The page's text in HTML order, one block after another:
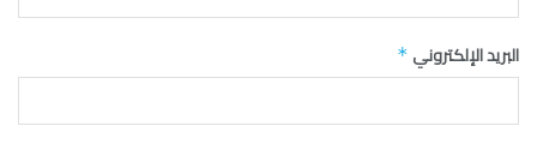
البريد الإلكتروني *